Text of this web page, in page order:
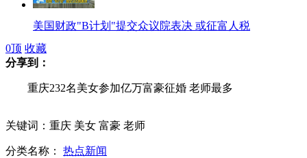
美国财政"B计划"提交众议院表决 或征富人税
0顶 收藏
分享到：
重庆232名美女参加亿万富豪征婚 老师最多
关键词：重庆 美女 富豪 老师
分类名称： 热点新闻